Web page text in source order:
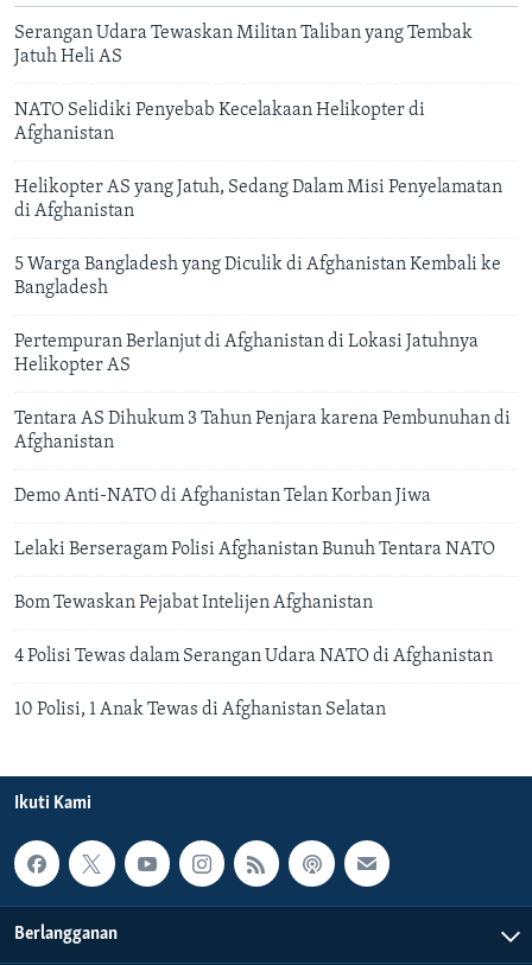
Serangan Udara Tewaskan Militan Taliban yang Tembak
Jatuh Heli AS
NATO Selidiki Penyebab Kecelakaan Helikopter di
Afghanistan
Helikopter AS yang Jatuh, Sedang Dalam Misi Penyelamatan
di Afghanistan
5 Warga Bangladesh yang Diculik di Afghanistan Kembali ke
Bangladesh
Pertempuran Berlanjut di Afghanistan di Lokasi Jatuhnya
Helikopter AS
Tentara AS Dihukum 3 Tahun Penjara karena Pembunuhan di
Afghanistan
Demo Anti-NATO di Afghanistan Telan Korban Jiwa
Lelaki Berseragam Polisi Afghanistan Bunuh Tentara NATO
Bom Tewaskan Pejabat Intelijen Afghanistan
4 Polisi Tewas dalam Serangan Udara NATO di Afghanistan
10 Polisi, 1 Anak Tewas di Afghanistan Selatan
Ikuti Kami
Berlangganan